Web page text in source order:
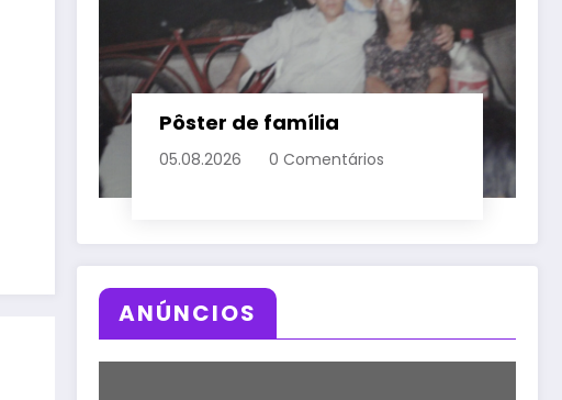
Pôster de família
05.08.2026 0 Comentários
ANÚNCIOS